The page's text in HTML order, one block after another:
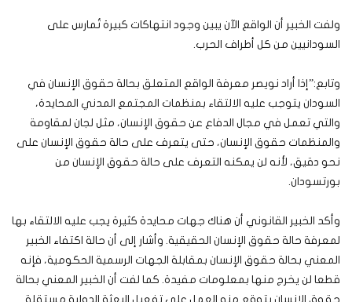
ولفت الخبير أن الواقع الآن يبين وجود انتهاكات كبيرة تُمارس على
السودانيين من كل أطراف الحرب.
وتابع:”إذا أراد نويصر معرفة الواقع المتعلق بحالة حقوق الإنسان في
السودان يتوجب عليه الالتقاء بمنظمات المجتمع المدني المحايدة،
والتي تعمل في مجال الدفاع عن حقوق الإنسان، مثل لجان لمقاومة
والمنظمات حقوق الإنسان، حتى يتعرف على حالة حقوق الإنسان على
نحو دقيق، لأنه لن يمكنه التعرف على حالة حقوق الإنسان من
بورتسودان.
وأكد الخبير القانوني أن هناك جهات محايدة كثيرة يجب عليه الالتقاء بها
لمعرفة حالة حقوق الإنسان الحقيقية. وأشار إلى أن حالة اكتفاء الخبير
المعني بحالة حقوق الإنسان بمقابلة الجهات الرسمية الحكومية، فإنه
قطعا لن يخرج منها بمعلومات مفيدة. كما لفت أن الخبير المعني بحالة
حقوق الإنسان يتوقع منه العمل على تفعيل البعثة الدولية مستقلة